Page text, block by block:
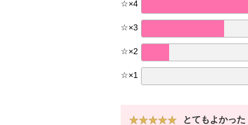
☆×4
☆×3
☆×2
☆×1
とてもよかった